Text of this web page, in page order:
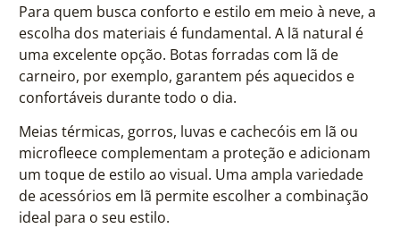
Para quem busca conforto e estilo em meio à neve, a
escolha dos materiais é fundamental. A lã natural é
uma excelente opção. Botas forradas com lã de
carneiro, por exemplo, garantem pés aquecidos e
confortáveis durante todo o dia.
Meias térmicas, gorros, luvas e cachecóis em lã ou
microfleece complementam a proteção e adicionam
um toque de estilo ao visual. Uma ampla variedade
de acessórios em lã permite escolher a combinação
ideal para o seu estilo.